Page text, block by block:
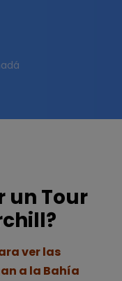
un Tour
ver las
a la Bahía